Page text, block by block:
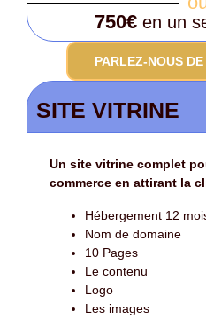
750€ en un
PARLEZ-NOUS
SITE VITRINE
Un site vitrine complet
commerce en attirant la
Hébergement 12
Nom de domaine
10 Pages
Le contenu
Logo
Les images